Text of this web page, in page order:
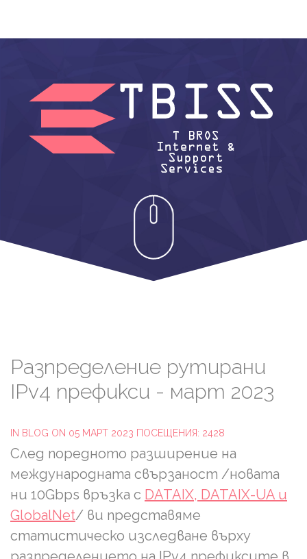
Разпределение рутирани
IPv4 префикси - март 2023
IN BLOG ON 05 МАРТ 2023 ПОСЕЩЕНИЯ: 2428
След поредното разширение на
международната свързаност /новата
ни 10Gbps връзка с DATAIX, DATAIX-UA и
GlobalNet/ ви представяме
статистическо изследване върху